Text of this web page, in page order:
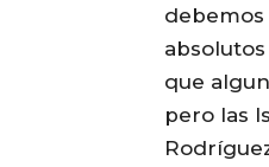
debemos
que
pero las